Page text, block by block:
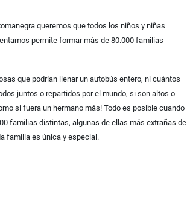
queremos que todos los niños y niñas
permite formar más de 80.000 familias
que podrían llenar un autobús entero, ni cuántos
juntos o repartidos por el mundo, si son altos o
si fuera un hermano más! Todo es posible cuando
familias distintas, algunas de ellas más extrañas de
familia es única y especial.